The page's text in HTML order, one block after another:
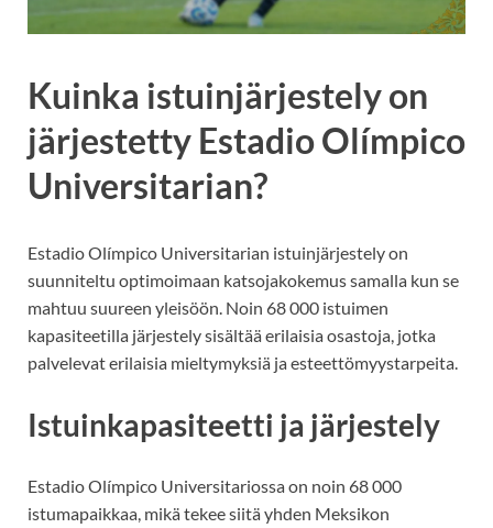
Kuinka istuinjärjestely on
järjestetty Estadio Olímpico
Universitarian?
Estadio Olímpico Universitarian istuinjärjestely on
suunniteltu optimoimaan katsojakokemus samalla kun se
mahtuu suureen yleisöön. Noin 68 000 istuimen
kapasiteetilla järjestely sisältää erilaisia osastoja, jotka
palvelevat erilaisia mieltymyksiä ja esteettömyystarpeita.
Istuinkapasiteetti ja järjestely
Estadio Olímpico Universitariossa on noin 68 000
istumapaikkaa, mikä tekee siitä yhden Meksikon